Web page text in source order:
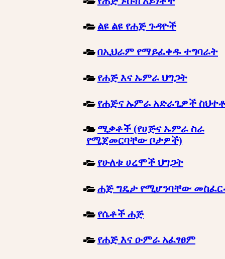
ልዩ ልዩ የሐጅ ጉዳዮች
በኢህራም የማይፈቀዱ ተግባራት
የሐጅ እና ኡምራ ህግጋት
የሐጅና ኡምራ አድራጊዎች
ሚቃቶች (የሀጅና ኡምራ ስራ
የሚጀመርባቸው ቦታዎች)
የሁለቱ ሀረሞች ህግጋት
ሐጅ ግዴታ የሚሆንባቸው
የሴቶች ሐጅ
የሐጅ እና ዑምራ አፈፃፀም